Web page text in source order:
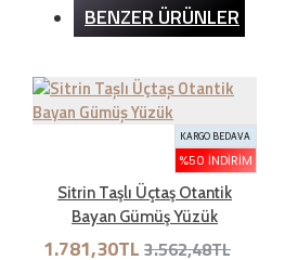
İnternet sitemizden yapılan bütün
dışında hiçbir ücret ödemezsiniz.
İade süresi kaç gün?
BENZER ÜRÜNLER
KARGO BEDAVA
%50 İNDIRIM
Sitrin Taşlı Üçtaş Otantik
Bayan Gümüş Yüzük
1.781,30TL 3.562,48TL